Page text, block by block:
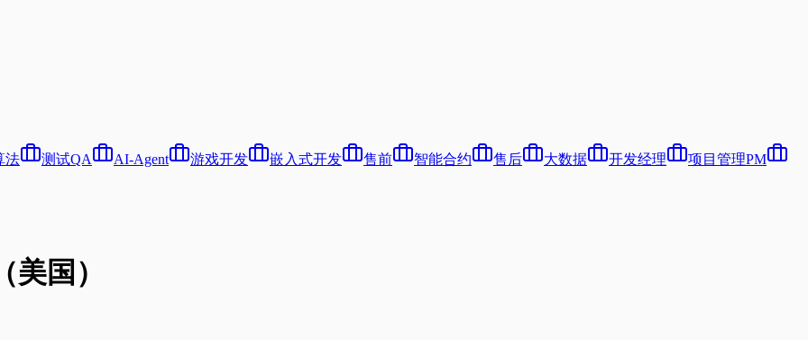
法 测试QA AI-Agent 游戏开发 嵌入式开发 售前 智能合约 售后 大数据 开发经理 项目管理PM
国）